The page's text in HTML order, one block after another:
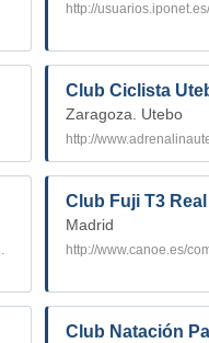
http://
Club Ciclista
Zaragoza. Utebo
Club Fuji T3
Madrid
Club Natación